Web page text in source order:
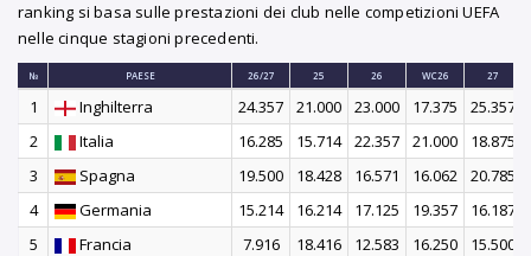
ranking si basa sulle prestazioni dei club nelle competizioni UEFA
nelle cinque stagioni precedenti.
№ PAESE 26/27 25 26 WC26 27
1 Inghilterra 24.357 21.000 23.000 17.375 25.357
2
Italia 16.285 15.714 22.357 21.000
18.875
3
Spagna 19.500 18.428 16.571 16.062
20.785
4
Germania 15.214 16.214 17.125 19.357
16.187
5
Francia 7.916 18.416 12.583 16.250
15.500